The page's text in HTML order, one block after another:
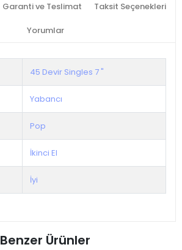
Garanti ve Teslimat Taksit Seçenekleri
Yorumlar
45 Devir Singles 7 "
Yabancı
Pop
İkinci El
İyi
Benzer Ürünler